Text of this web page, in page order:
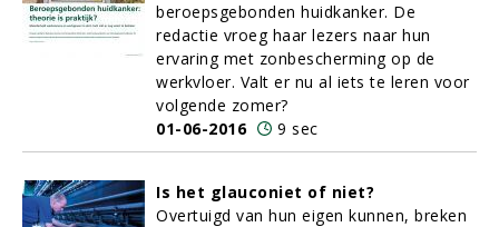
beroepsgebonden huidkanker. De
redactie vroeg haar lezers naar hun
ervaring met zonbescherming op de
werkvloer. Valt er nu al iets te leren voor
volgende zomer?
01-06-2016
9 sec
Is het glauconiet of niet?
Overtuigd van hun eigen kunnen, breken